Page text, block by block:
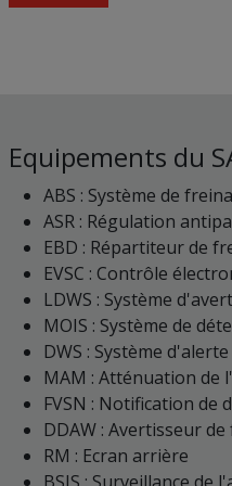
Equipements du
ABS : Système de
ASR : Régulation
EBD : Répartiteur de
EVSC : Contrôle
LDWS : Système
MOIS : Système de
DWS : Système
MAM : Atténuation de
FVSN : Notification de
DDAW : Avertisseur
RM : Ecran arrière